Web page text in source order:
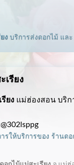
ง บริการส่งดอกไม้ และ
เรียง
ยง แม่ฮ่องสอน บริก
รให้บริการของ ร้านดอ